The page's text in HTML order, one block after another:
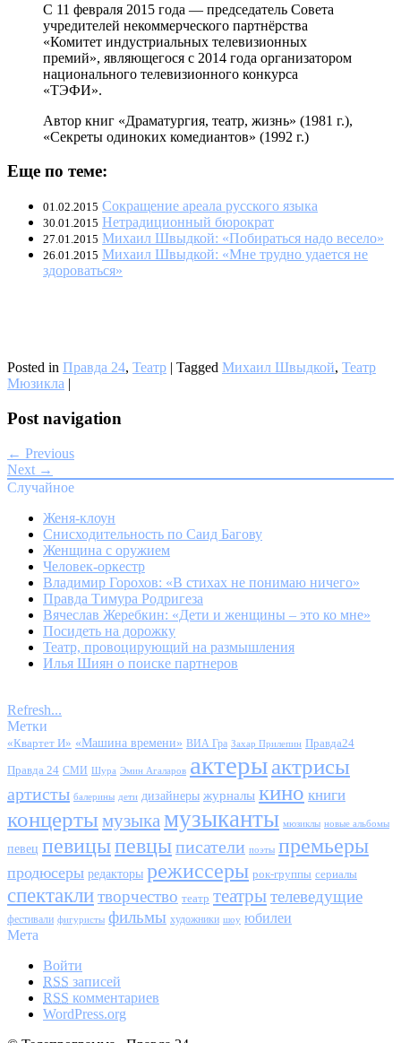
С 11 февраля 2015 года — председатель Совета
учредителей некоммерческого партнёрства
«Комитет индустриальных телевизионных
премий», являющегося с 2014 года организатором
национального телевизионного конкурса
«ТЭФИ».
Автор книг «Драматургия, театр, жизнь» (1981 г.),
«Секреты одиноких комедиантов» (1992 г.)
Еще по теме:
01.02.2015 Сокращение ареала русского языка
30.01.2015 Нетрадиционный бюрократ
27.01.2015 Михаил Швыдкой: «Побираться надо весело»
26.01.2015 Михаил Швыдкой: «Мне трудно удается не
здороваться»
Posted in Правда 24, Театр | Tagged Михаил Швыдкой, Театр
Мюзикла |
Post navigation
← Previous
Next →
Случайное
Женя-клоун
Снисходительность по Саид Багову
Женщина с оружием
Человек-оркестр
Владимир Горохов: «В стихах не понимаю ничего»
Правда Тимура Родригеза
Вячеслав Жеребкин: «Дети и женщины – это ко мне»
Посидеть на дорожку
Театр, провоцирующий на размышления
Илья Шиян о поиске партнеров
Refresh...
Метки
«Квартет И» «Машина времени» ВИА Гра Захар Прилепин Правда24
Правда 24 СМИ Шура Эмин Агаларов актерыактрисы
артисты балерины дети дизайнеры журналы кино книги
концерты музыка музыканты мюзиклы новые альбомы
певец певицыпевцыписатели поэты премьеры
продюсеры редакторы режиссеры рок-группы сериалы
спектаклитворчество театр театрытелеведущие
фестивали фигуристы фильмы художники шоу юбилеи
Мета
Войти
RSS записей
RSS комментариев
WordPress.org